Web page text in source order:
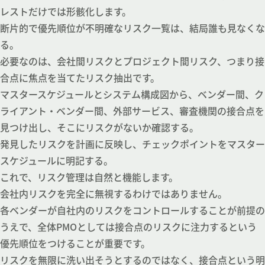
レストだけでは形骸化します。
断片的で優先順位が不明確なリスク一覧は、結局誰も見なくな
る。
必要なのは、会社間リスクとプロジェクト間リスク、つまり接
合点に焦点を当てたリスク抽出です。
マスタースケジュールとシステム構成図から、ベンダー間、ク
ライアント・ベンダー間、外部サービス、審査機関の接合点を
見つけ出し、そこにリスクがないか確認する。
発見したリスクを計画に反映し、チェックポイントをマスター
スケジュールに明記する。
これで、リスク管理は自然と機能します。
会社内リスクを完全に無視するわけではありません。
各ベンダーが自社内のリスクをコントロールすることが前提の
うえで、全体PMOとしては接合点のリスクに注力するという
優先順位をつけることが重要です。
リスクを無限に洗い出そうとするのではなく、接合点という明